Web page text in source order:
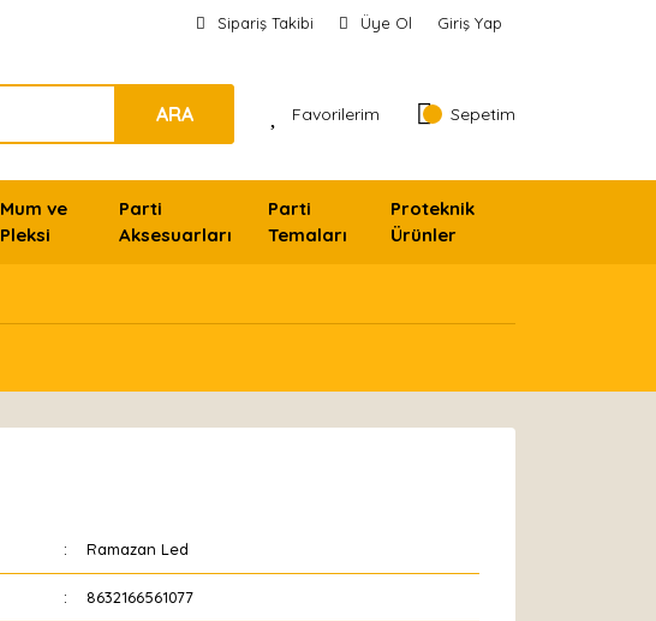
Sipariş Takibi Üye Ol Giriş Yap
ARA Favorilerim Sepetim
Mum ve
Pleksi
Parti
Aksesuarları
Parti
Temaları
Proteknik
Ürünler
Ramazan Led
8632166561077